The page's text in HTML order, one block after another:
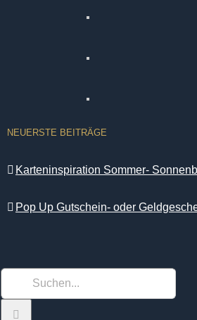
NEUERSTE BEITRÄGE
Karteninspiration Sommer-
Pop Up Gutschein- oder
nach: